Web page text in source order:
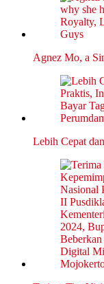
Agnez Mo, a
Lebih Cepat